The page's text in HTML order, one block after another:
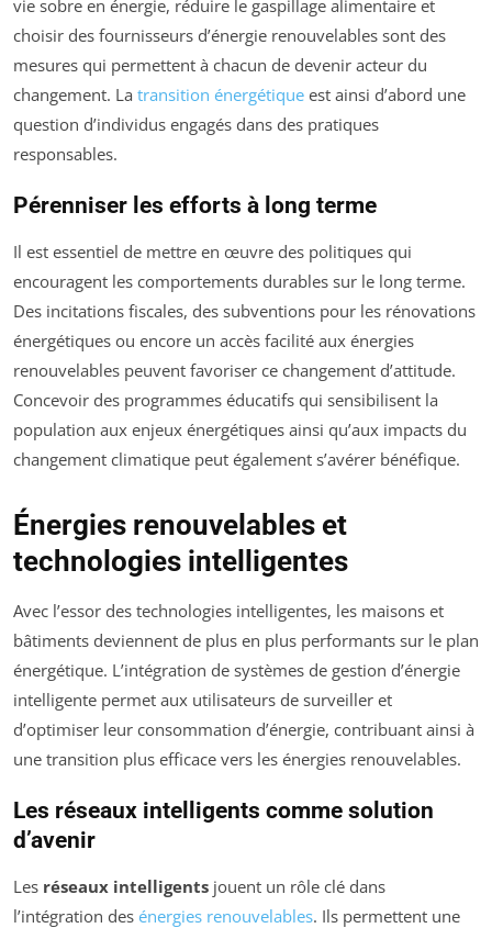
vie sobre en énergie, réduire le gaspillage alimentaire et
choisir des fournisseurs d’énergie renouvelables sont des
mesures qui permettent à chacun de devenir acteur du
changement. La transition énergétique est ainsi d’abord une
question d’individus engagés dans des pratiques
responsables.
Pérenniser les efforts à long terme
Il est essentiel de mettre en œuvre des politiques qui
encouragent les comportements durables sur le long terme.
Des incitations fiscales, des subventions pour les rénovations
énergétiques ou encore un accès facilité aux énergies
renouvelables peuvent favoriser ce changement d’attitude.
Concevoir des programmes éducatifs qui sensibilisent la
population aux enjeux énergétiques ainsi qu’aux impacts du
changement climatique peut également s’avérer bénéfique.
Énergies renouvelables et
technologies intelligentes
Avec l’essor des technologies intelligentes, les maisons et
bâtiments deviennent de plus en plus performants sur le plan
énergétique. L’intégration de systèmes de gestion d’énergie
intelligente permet aux utilisateurs de surveiller et
d’optimiser leur consommation d’énergie, contribuant ainsi à
une transition plus efficace vers les énergies renouvelables.
Les réseaux intelligents comme solution
d’avenir
Les réseaux intelligents jouent un rôle clé dans
l’intégration des énergies renouvelables. Ils permettent une